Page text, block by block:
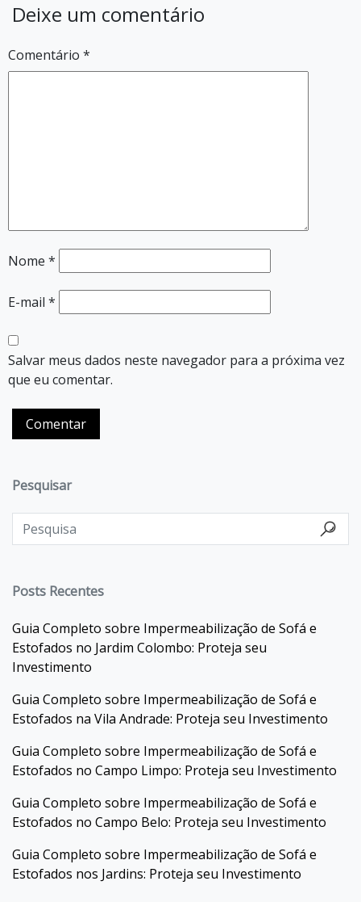
Deixe um comentário
Comentário *
Nome *
E-mail *
Salvar meus dados neste navegador para a próxima vez
que eu comentar.
Pesquisar
Posts Recentes
Guia Completo sobre Impermeabilização de Sofá e
Estofados no Jardim Colombo: Proteja seu
Investimento
Guia Completo sobre Impermeabilização de Sofá e
Estofados na Vila Andrade: Proteja seu Investimento
Guia Completo sobre Impermeabilização de Sofá e
Estofados no Campo Limpo: Proteja seu Investimento
Guia Completo sobre Impermeabilização de Sofá e
Estofados no Campo Belo: Proteja seu Investimento
Guia Completo sobre Impermeabilização de Sofá e
Estofados nos Jardins: Proteja seu Investimento